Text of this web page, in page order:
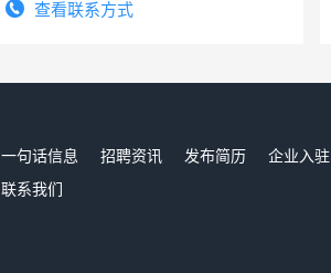
查看联系方式
一句话信息 招聘资讯 发布简历 企业入驻
联系我们